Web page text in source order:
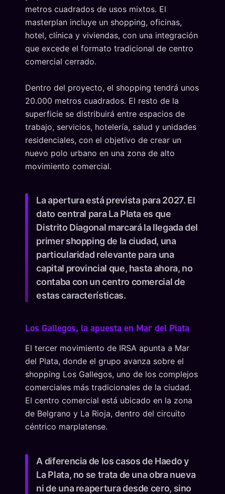
metros cuadrados de usos mixtos. El
masterplan incluye un shopping, oficinas,
hotel, clínica y viviendas, con una integración
que excede el formato tradicional de centro
comercial cerrado.
Dentro del proyecto, el shopping tendrá unos
20.000 metros cuadrados. El resto de la
superficie se distribuirá entre espacios de
trabajo, servicios, hotelería, salud y unidades
residenciales, con el objetivo de crear un
nuevo polo urbano en una zona de alto
movimiento comercial.
La apertura está prevista para 2027. El
dato central para La Plata es que
Distrito Diagonal marcará la llegada del
primer shopping de la ciudad, una
particularidad relevante para una
capital provincial que, hasta ahora, no
contaba con un centro comercial de
estas características.
Los Gallegos, la apuesta en Mar del Plata
El tercer movimiento de IRSA apunta a Mar
del Plata, donde el grupo avanza sobre el
shopping Los Gallegos, uno de los complejos
comerciales más tradicionales de la ciudad.
El centro comercial está ubicado en la zona
de Belgrano y La Rioja, dentro del circuito
céntrico marplatense.
A diferencia de los casos de Haedo y
La Plata, no se trata de una obra nueva
ni de una reapertura desde cero, sino